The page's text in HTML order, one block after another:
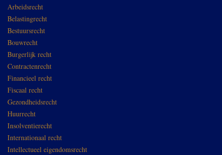
Arbeidsrecht
Belastingrecht
Bestuursrecht
Bouwrecht
Burgerlijk recht
Contractenrecht
Financieel recht
Fiscaal recht
Gezondheidsrecht
Huurrecht
Insolventierecht
Internationaal recht
Intellectueel eigendomsrecht